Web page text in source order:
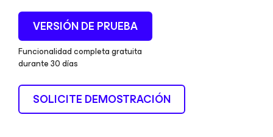
VERSIÓN DE PRUEBA
Funcionalidad completa gratuita
durante 30 días
SOLICITE DEMOSTRACIÓN